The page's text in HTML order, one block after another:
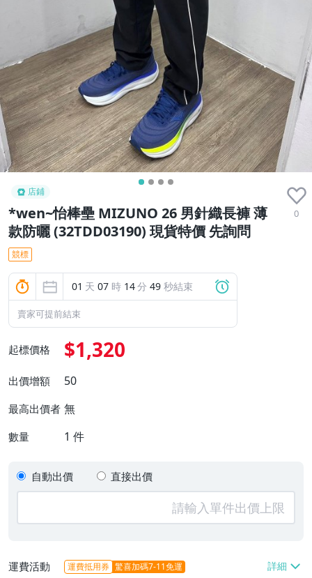
店鋪
*wen~怡棒壘 MIZUNO 26 男針織長褲 薄
款防曬 (32TDD03190) 現貨特價 先詢問
0
競標
01 天 07 時 14分 48 秒結束
賣家可提前結束
起標價格 $1,320
出價增額 50
最高出價者 無
數量 1 件
自動出價 直接出價
運費活動 運費抵用券 驚喜加碼7-11免運